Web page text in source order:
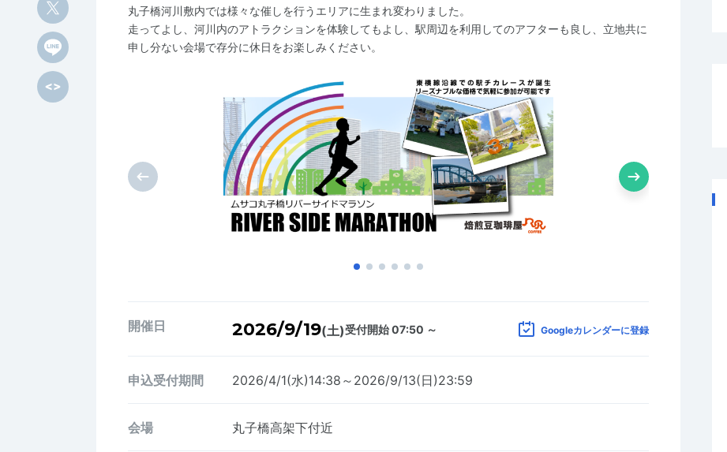
丸子橋河川敷内では様々な催しを行うエリアに生まれ変わりました。
走ってよし、河川内のアトラクションを体験してもよし、駅周辺を利用してのアフターも良し、立地共に
申し分ない会場で存分に休日をお楽しみください。
開催日 2026/9/19(土)受付開始 07:50 ～ Googleカレンダーに登録
申込受付期間 2026/4/1(水)14:38～2026/9/13(日)23:59
会場 丸子橋高架下付近